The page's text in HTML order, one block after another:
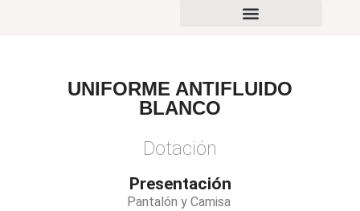
UNIFORME ANTIFLUIDO
BLANCO
Dotación
Presentación
Pantalón y Camisa